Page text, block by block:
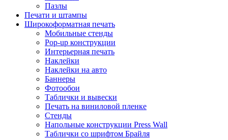
Пазлы
Печати и штампы
Широкоформатная печать
Мобильные стенды
Pop-up конструкции
Интерьерная печать
Наклейки
Наклейки на авто
Баннеры
Фотообои
Таблички и вывески
Печать на виниловой пленке
Стенды
Напольные конструкции Press Wall
Таблички со шрифтом Брайля